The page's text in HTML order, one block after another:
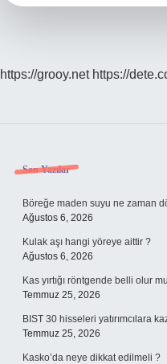
https://grooy.net https://
Sidebar
Son Yazılar
Böreğe maden suyu ne zaman
Ağustos 6, 2026
Kulak aşı hangi yöreye aittir ?
Ağustos 6, 2026
Kas yırtığı röntgende belli olur
Temmuz 25, 2026
BIST 30 hisseleri yatırımcılara
Temmuz 25, 2026
Kasko’da neye dikkat edilmeli ?